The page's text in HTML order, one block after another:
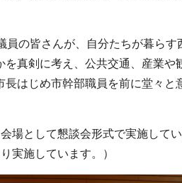
の皆さんが、自分たちが暮らす
真剣に考え、公共交通、産業や
はじめ市幹部職員を前に堂々と
場として懇談会形式で実施して
実施しています。）